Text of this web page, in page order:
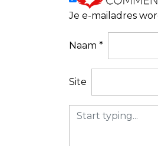
Je e-mailadres
Naam *
Site